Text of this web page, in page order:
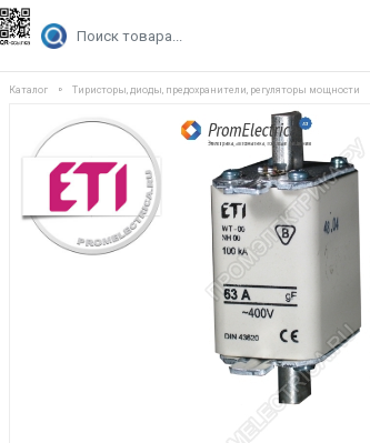
Каталог Тиристоры, диоды, предохранители, регуляторы мощности